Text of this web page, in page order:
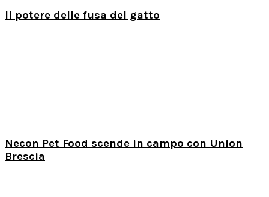
Il potere delle fusa del gatto
Necon Pet Food scende in campo con Union
Brescia